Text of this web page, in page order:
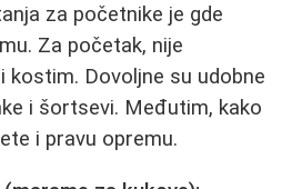
za početnike je gde
Za početak, nije
Dovoljne su udobne
i šortsevi. Međutim, kako
i pravu opremu.